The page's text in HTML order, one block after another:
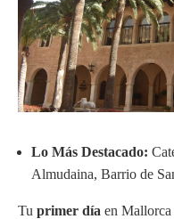
Lo Más Destacado:
Almudaina, Barrio de
Tu primer día en Mallorca